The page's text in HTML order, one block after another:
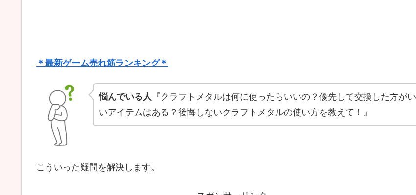
＊最新ゲーム売れ筋ランキング＊
悩んでいる人 『クラフトメタルは何に使ったらいいの？優先して交換した方がい
いアイテムはある？後悔しないクラフトメタルの使い方を教えて！』
こういった疑問を解決します。